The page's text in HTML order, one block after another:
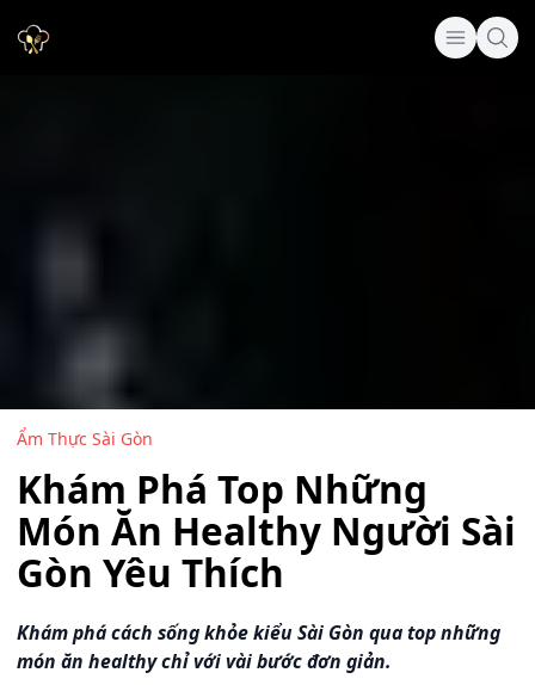
Ẩm Thực Sài Gòn
Khám Phá Top Những
Món Ăn Healthy Người Sài
Gòn Yêu Thích
Khám phá cách sống khỏe kiểu Sài Gòn qua top những
món ăn healthy chỉ với vài bước đơn giản.